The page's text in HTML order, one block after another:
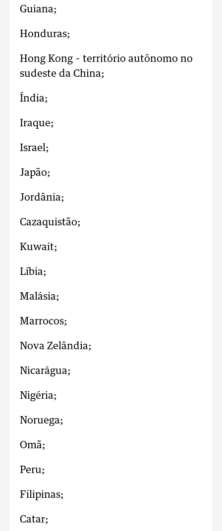
Guiana;
Honduras;
Hong Kong – território autônomo no
sudeste da China;
Índia;
Iraque;
Israel;
Japão;
Jordânia;
Cazaquistão;
Kuwait;
Líbia;
Malásia;
Marrocos;
Nova Zelândia;
Nicarágua;
Nigéria;
Noruega;
Omã;
Peru;
Filipinas;
Catar;